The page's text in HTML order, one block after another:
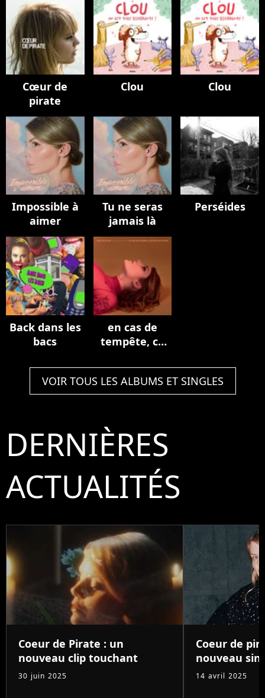
Cœur de
pirate
Clou Clou
Impossible à
aimer
Tu ne seras
jamais là
Perséides
Back dans les
bacs
en cas de
tempête, ce
fermé.
VOIR TOUS LES ALBUMS ET SINGLES
DERNIÈRES
ACTUALITÉS
Coeur de Pirate : un
nouveau clip touchant
30 juin 2025
Coeur de
nouveau
14 avril 2025